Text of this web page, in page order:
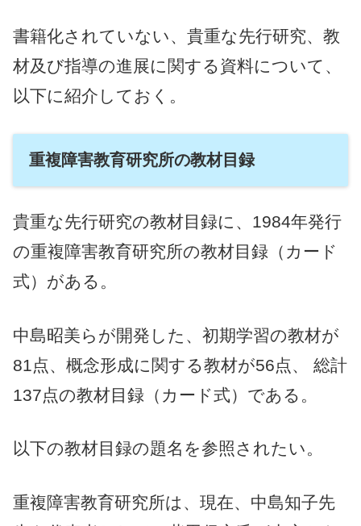
書籍化されていない、貴重な先行研究、教
材及び指導の進展に関する資料について、
以下に紹介しておく。
重複障害教育研究所の教材目録
貴重な先行研究の教材目録に、1984年発行
の重複障害教育研究所の教材目録（カード
式）がある。
中島昭美らが開発した、初期学習の教材が
81点、概念形成に関する教材が56点、 総計
137点の教材目録（カード式）である。
以下の教材目録の題名を参照されたい。
重複障害教育研究所は、現在、中島知子先